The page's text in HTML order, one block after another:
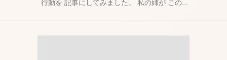
行動を 記事にしてみました。 私の姉が この...